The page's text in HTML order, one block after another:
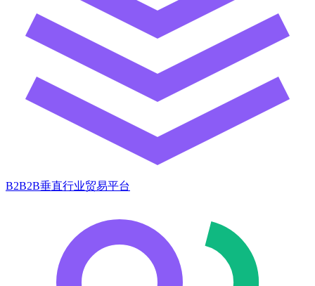
B2B2B垂直行业贸易平台